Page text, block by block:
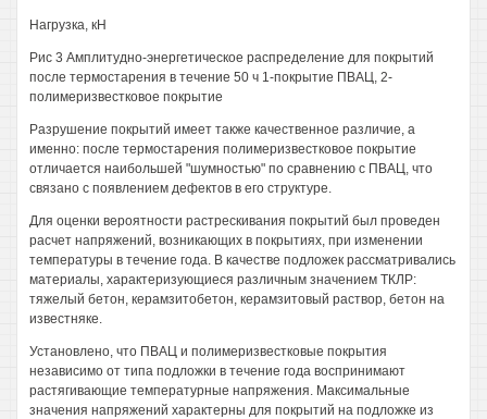
Нагрузка, кН
Рис 3 Амплитудно-энергетическое распределение для покрытий
после термостарения в течение 50 ч 1-покрытие ПВАЦ, 2-
полимеризвестковое покрытие
Разрушение покрытий имеет также качественное различие, а
именно: после термостарения полимеризвестковое покрытие
отличается наибольшей "шумностью" по сравнению с ПВАЦ, что
связано с появлением дефектов в его структуре.
Для оценки вероятности растрескивания покрытий был проведен
расчет напряжений, возникающих в покрытиях, при изменении
температуры в течение года. В качестве подложек рассматривались
материалы, характеризующиеся различным значением ТКЛР:
тяжелый бетон, керамзитобетон, керамзитовый раствор, бетон на
известняке.
Установлено, что ПВАЦ и полимеризвестковые покрытия
независимо от типа подложки в течение года воспринимают
растягивающие температурные напряжения. Максимальные
значения напряжений характерны для покрытий на подложке из